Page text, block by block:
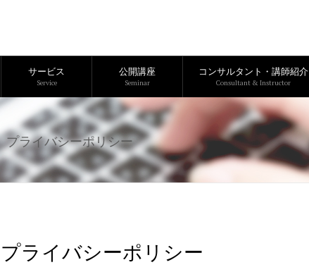
サービス
Service
公開講座
Seminar
コンサルタント・講師紹介
Consultant & Instructor
プライバシーポリシー
プライバシーポリシー